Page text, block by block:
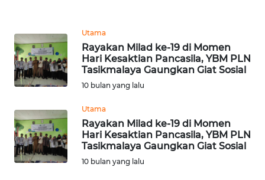
Utama
Rayakan Milad ke-19 di Momen
Hari Kesaktian Pancasila, YBM PLN
Tasikmalaya Gaungkan Giat Sosial
10 bulan yang lalu
Utama
Rayakan Milad ke-19 di Momen
Hari Kesaktian Pancasila, YBM PLN
Tasikmalaya Gaungkan Giat Sosial
10 bulan yang lalu
WN
SULTENG
SULBAR
WN
BABEL